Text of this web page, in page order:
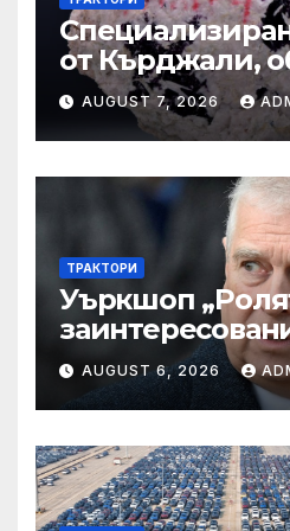
от Кърджали,
Кърджали
нови с ТОП
цяла България
AUGUST 7, 2026
ТРАКТОРИ
Уъркшоп
във външното
на качеството“
AUGUST 6, 2026